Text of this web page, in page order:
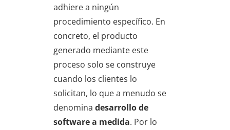
adhiere a ningún
procedimiento específico. En
concreto, el producto
generado mediante este
proceso solo se construye
cuando los clientes lo
solicitan, lo que a menudo se
denomina desarrollo de
software a medida. Por lo